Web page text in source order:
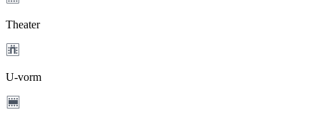
Theater
U-vorm